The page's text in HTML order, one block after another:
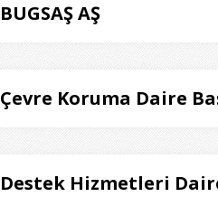
BUGSAŞ AŞ
Çevre Koruma Daire
Destek Hizmetleri